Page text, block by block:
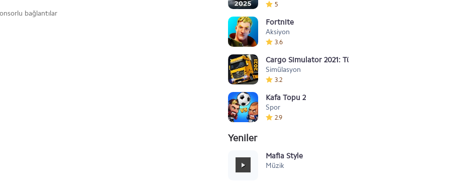
bağlantılar
5
Fortnite
Aksiyon
3.6
Cargo Simulator 2021: Türkiye
Simülasyon
3.2
Kafa Topu 2
Spor
2.9
Yeniler
Mafia Style
Müzik